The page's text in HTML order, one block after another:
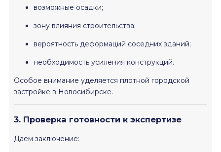
возможные осадки;
зону влияния строительства;
вероятность деформаций соседних зданий;
необходимость усиления конструкций.
Особое внимание уделяется плотной городской
застройке в Новосибирске.
3. Проверка готовности к экспертизе
Даём заключение: